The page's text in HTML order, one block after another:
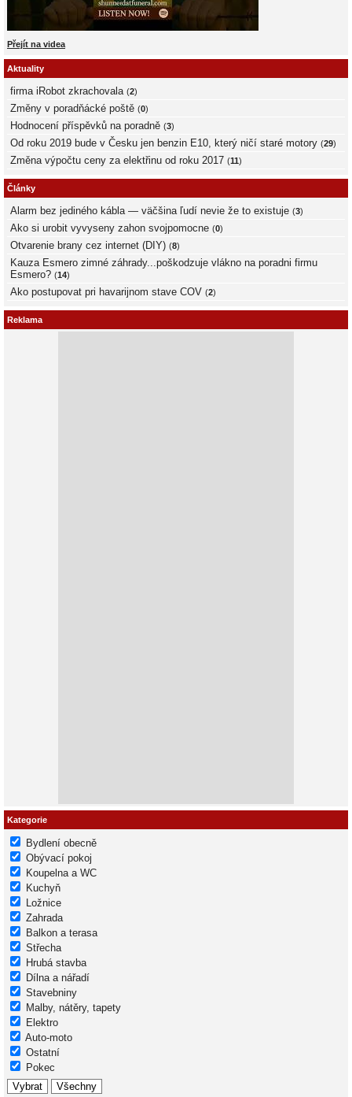
Přejít na videa
Aktuality
firma iRobot zkrachovala (2)
Změny v poradňácké poště (0)
Hodnocení příspěvků na poradně (3)
Od roku 2019 bude v Česku jen benzin E10, který ničí staré motory (29)
Změna výpočtu ceny za elektřinu od roku 2017 (11)
Články
Alarm bez jediného kábla — väčšina ľudí nevie že to existuje (3)
Ako si urobit vyvyseny zahon svojpomocne (0)
Otvarenie brany cez internet (DIY) (8)
Kauza Esmero zimné záhrady...poškodzuje vlákno na poradni firmu
Esmero? (14)
Ako postupovat pri havarijnom stave COV (2)
Reklama
Kategorie
Bydlení obecně
Obývací pokoj
Koupelna a WC
Kuchyň
Ložnice
Zahrada
Balkon a terasa
Střecha
Hrubá stavba
Dílna a nářadí
Stavebniny
Malby, nátěry, tapety
Elektro
Auto-moto
Ostatní
Pokec